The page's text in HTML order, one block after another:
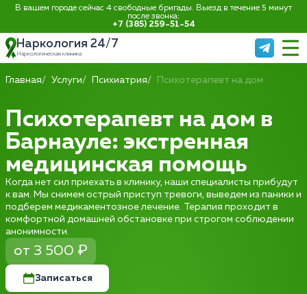
В вашем городе сейчас 4 свободные бригады. Выезд в течение 5 минут
после звонка:
+7 (385) 259-51-54
Наркология 24/7
Наркологическая клиника
Главная Услуги Психиатрия Психотерапевт на дом
Психотерапевт на дом в
Барнауле: экстренная
медицинская помощь
Когда нет сил приехать в клинику, наши специалисты прибудут
к вам. Мы снимем острый приступ тревоги, выведем из паники и
подберем медикаментозное лечение. Терапия проходит в
комфортной домашней обстановке при строгом соблюдении
анонимности.
от 3 500 ₽
Записаться